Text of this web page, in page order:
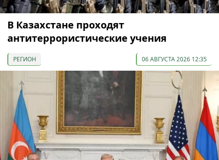
В Казахстане проходят
антитеррористические учения
РЕГИОН 06 АВГУСТА 2026 12:35